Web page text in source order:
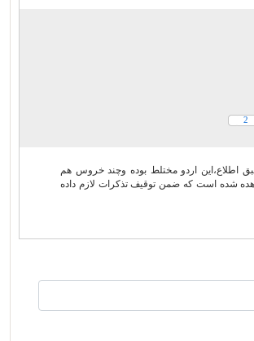
2
اطلاع،این اردو مختلط بوده وچند خروس هم
شده است که ضمن توقیف تذکرات لازم داده